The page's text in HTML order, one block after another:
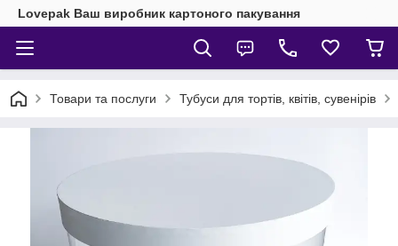
Lovepak Ваш виробник картоного пакування
Товари та послуги Тубуси для тортів, квітів, сувенірів